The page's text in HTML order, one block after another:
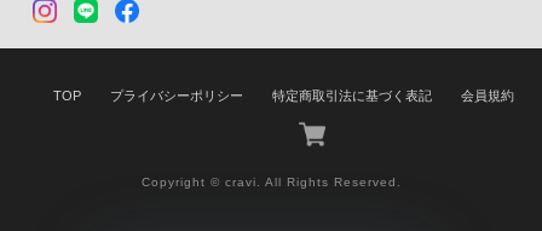
TOP プライバシーポリシー 特定商取引法に基づく表記 会員規約
Copyright © cravi. All Rights Reserved.